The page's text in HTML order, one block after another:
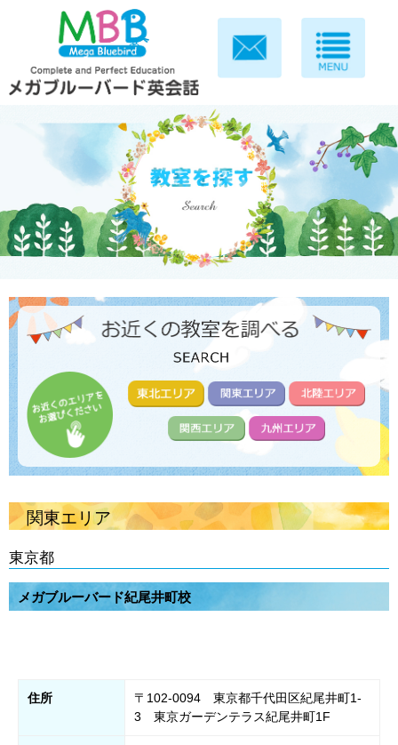
関東エリア
東京都
メガブルーバード紀尾井町校
住所
〒102-0094 東京都千代田区紀尾井町1-
3 東京ガーデンテラス紀尾井町1F